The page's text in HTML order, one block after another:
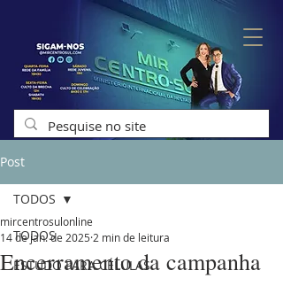
Post
TODOS
ESTUDO PARA CÉLULAS
TODOS
Encerramento da campanha
mircentrosulonline
14 de jan. de 2025 2 min de leitura